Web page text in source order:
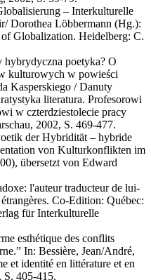
– Interkulturelle
Dorothea Löbbermann (Hg.):
Globalization. Heidelberg: C.
hybrydyczna poetyka? O
kulturowych w powieści
Kasperskiego / Danuty
literatura. Profesorowi
w czterdziestolecie pracy
2002, S. 469-477.
der Hybridität – hybride
von Kulturkonflikten im
übersetzt von Edward
l'auteur traducteur de lui-
Co-Edition: Québec:
für Interkulturelle
esthétique des conflits
In: Bessière, Jean/André,
et identité en littérature et en
S. 405-415.